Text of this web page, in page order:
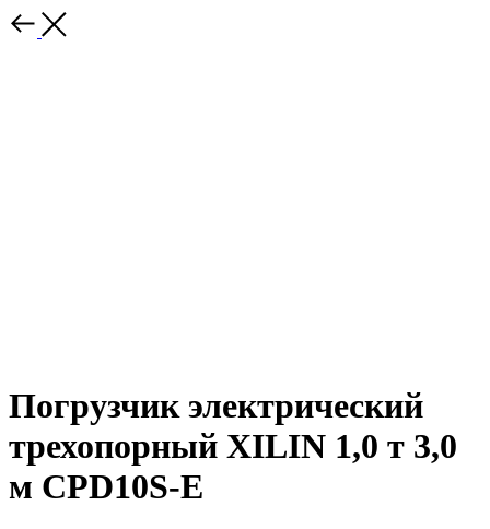
Погрузчик электрический
трехопорный XILIN 1,0 т 3,0
м CPD10S-E